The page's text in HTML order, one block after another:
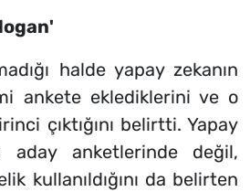
halde yapay zekanın
ankete eklediklerini ve o
çıktığını belirtti. Yapay
aday anketlerinde değil,
kullanıldığını da belirten